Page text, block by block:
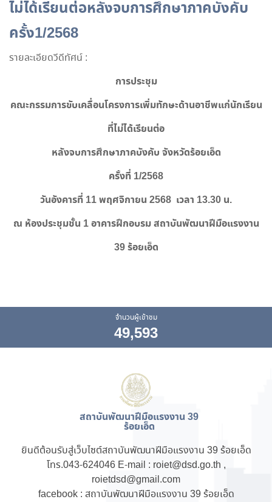
ไม่ได้เรียนต่อหลังจบการศึกษาภาคบังคับ
ครั้ง1/2568
รายละเอียดวีดีทัศน์ :
การประชุม
คณะกรรมการขับเคลื่อนโครงการเพิ่มทักษะด้านอาชีพแก่นักเรียน
ที่ไม่ได้เรียนต่อ
หลังจบการศึกษาภาคบังคับ จังหวัดร้อยเอ็ด
ครั้งที่ 1/2568
วันอังคารที่ 11 พฤศจิกายน 2568 เวลา 13.30 น.
ณ ห้องประชุมชั้น 1 อาคารฝึกอบรม สถาบันพัฒนาฝีมือแรงงาน
39 ร้อยเอ็ด
จำนวนผู้เข้าชม
49,593
สถาบันพัฒนาฝีมือแรงงาน 39
ร้อยเอ็ด
ยินดีต้อนรับสู่เว็บไซต์สถาบันพัฒนาฝีมือแรงงาน 39 ร้อยเอ็ด
โทร.043-624046 E-mail : roiet@dsd.go.th ,
roietdsd@gmail.com
facebook : สถาบันพัฒนาฝีมือแรงงาน 39 ร้อยเอ็ด